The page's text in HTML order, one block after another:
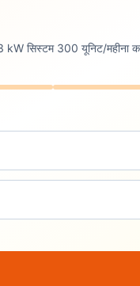
सिस्टम 300 यूनिट/महीना